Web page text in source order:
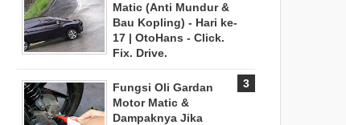
Matic (Anti Mundur &
Bau Kopling) - Hari ke-
17 | OtoHans - Click.
Fix. Drive.
Fungsi Oli Gardan
Motor Matic &
Dampaknya Jika